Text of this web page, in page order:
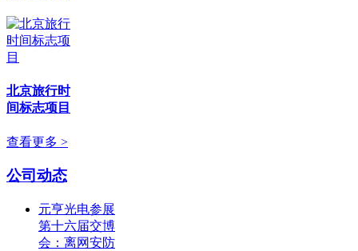
北京旅行时
间标志项目
查看更多 >
公司动态
元亨光电参展
第十六届交博
会：离网安防